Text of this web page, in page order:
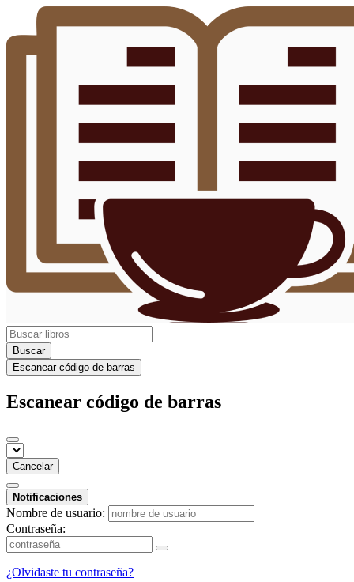
Buscar
Escanear código de barras
Escanear código de barras
Cancelar
Notificaciones
Nombre de usuario:
Contraseña:
¿Olvidaste tu contraseña?